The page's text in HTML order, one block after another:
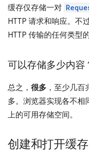
缓存仅存储一对
HTTP 请求和响应。不
HTTP 传输的任何类型
可以存储多少内容
总之， 很多 ，至少几
多。浏览器实现各不相
上的可用存储空间。
创建和打开缓存